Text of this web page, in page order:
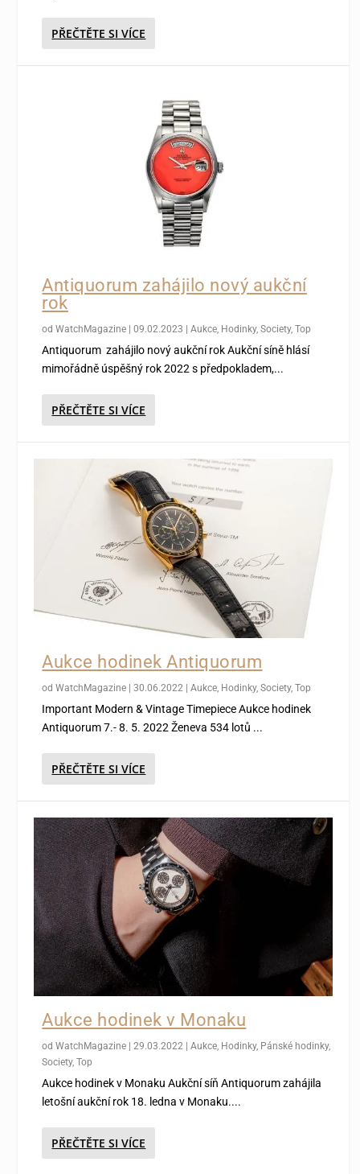
PŘEČTĚTE SI VÍCE
Antiquorum zahájilo nový aukční
rok
odWatchMagazine |09.02.2023 |Aukce, Hodinky,Society,Top
Antiquorum zahájilo nový aukční rok Aukční síně hlásí
mimořádně úspěšný rok 2022 s předpokladem,...
PŘEČTĚTE SI VÍCE
Aukce hodinek Antiquorum
odWatchMagazine |30.06.2022 |Aukce Hodinky,Society,Top
Important Modern & Vintage Timepiece Aukce hodinek
Antiquorum 7.- 8. 5. 2022 Ženeva 534 lotů ...
PŘEČTĚTE SI VÍCE
Aukce hodinek v Monaku
odWatchMagazine |29.03.2022 |Aukce, Hodinky, Pánské hodinky,
Society,Top
Aukce hodinek v Monaku Aukční síň Antiquorum zahájila
letošní aukční rok 18. ledna v Monaku....
PŘEČTĚTE SI VÍCE